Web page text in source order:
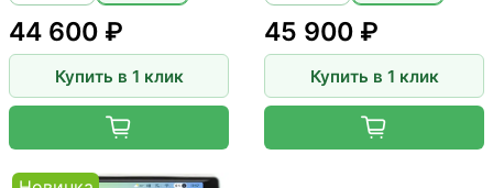
44 600 ₽
Купить в 1 клик
45 900 ₽
Купить в 1 клик